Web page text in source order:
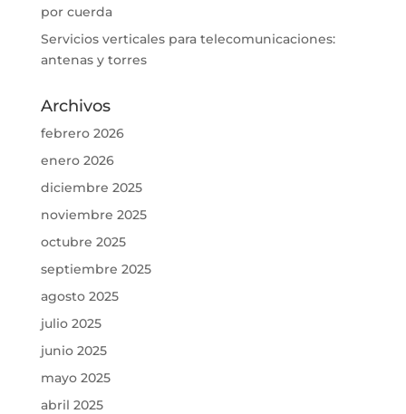
por cuerda
Servicios verticales para telecomunicaciones:
antenas y torres
Archivos
febrero 2026
enero 2026
diciembre 2025
noviembre 2025
octubre 2025
septiembre 2025
agosto 2025
julio 2025
junio 2025
mayo 2025
abril 2025